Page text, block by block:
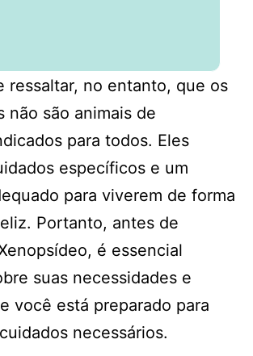
ressaltar, no entanto, que os
não são animais de
para todos. Eles
específicos e um
para viverem de forma
Portanto, antes de
é essencial
suas necessidades e
você está preparado para
necessários.